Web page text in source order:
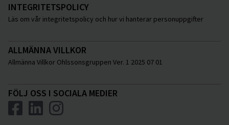
Örkelljunga
Katrineholm
Flen
INTEGRITETSPOLICY
Läs om vår integritetspolicy och hur vi hanterar personuppgifter
ALLMÄNNA VILLKOR
Allmänna Villkor Ohlssonsgruppen Ver. 1 2025 07 01
FÖLJ OSS I SOCIALA MEDIER